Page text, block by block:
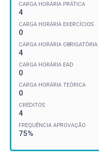
CARGA HORÁRIA PRÁTICA
4
CARGA HORÁRIA EXERCÍCIOS
0
CARGA HORÁRIA OBRIGATÓRIA
4
CARGA HORÁRIA EAD
0
CARGA HORÁRIA TEÓRICA
0
CRÉDITOS
4
FREQUÊNCIA APROVAÇÃO
75%